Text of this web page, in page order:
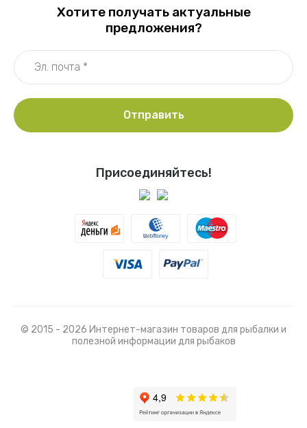
Присоединяйтесь!
Хотите получать актуальные
предложения?
Отправить
© 2015 - 2026 Интернет-магазин товаров для рыбалки и
полезной информации для рыбаков